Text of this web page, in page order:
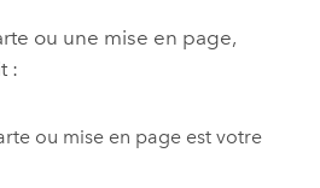
ou une mise en page,
:
ou mise en page est votre